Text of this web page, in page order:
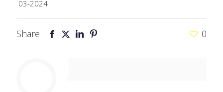
03-2024
Share 0